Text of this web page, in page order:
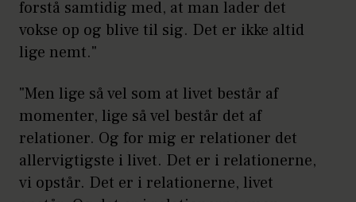
forstå samtidig med, at man lader det
vokse op og blive til sig. Det er ikke altid
lige nemt."
"Men lige så vel som at livet består af
momenter, lige så vel består det af
relationer. Og for mig er relationer det
allervigtigste i livet. Det er i relationerne,
vi opstår. Det er i relationerne, livet